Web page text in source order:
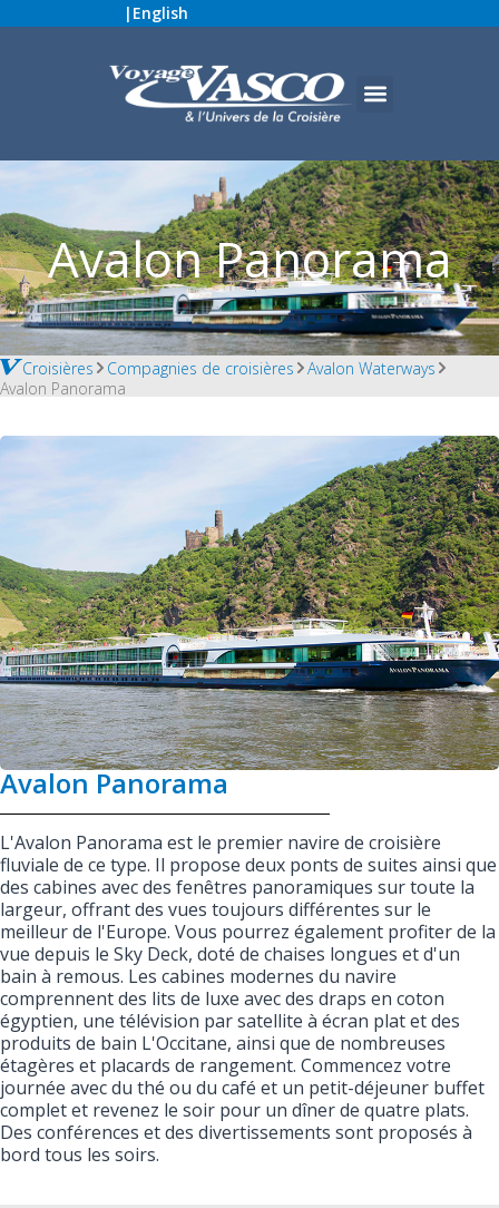
| English
Avalon Panorama
Croisières Compagnies de croisières
Avalon Waterways
Avalon Panorama
Avalon Panorama
L'Avalon Panorama est le premier navire de croisière
fluviale de ce type. Il propose deux ponts de suites ainsi que
des cabines avec des fenêtres panoramiques sur toute la
largeur, offrant des vues toujours différentes sur le
meilleur de l'Europe. Vous pourrez également profiter de la
vue depuis le Sky Deck, doté de chaises longues et d'un
bain à remous. Les cabines modernes du navire
comprennent des lits de luxe avec des draps en coton
égyptien, une télévision par satellite à écran plat et des
produits de bain L'Occitane, ainsi que de nombreuses
étagères et placards de rangement. Commencez votre
journée avec du thé ou du café et un petit-déjeuner buffet
complet et revenez le soir pour un dîner de quatre plats.
Des conférences et des divertissements sont proposés à
bord tous les soirs.